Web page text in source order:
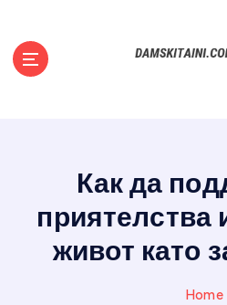
Как да
приятелства
живот като
Home